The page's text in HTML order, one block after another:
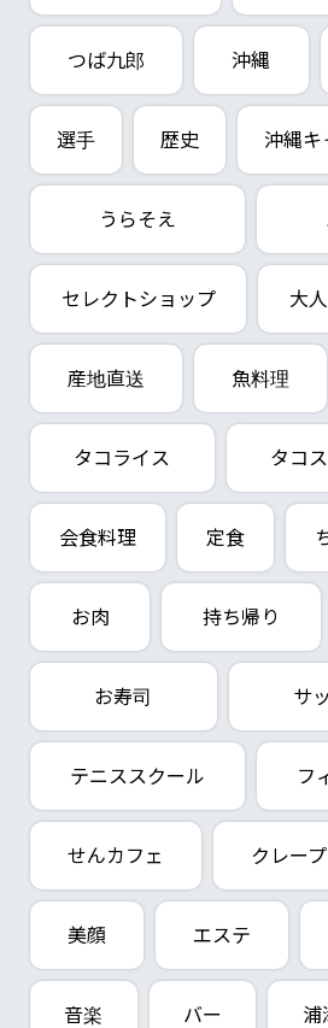
つば九郎 沖縄
選手 歴史 沖縄キ
うらそえ
セレクトショップ 大
産地直送 魚料理
タコライス タコス
会食料理 定食
お肉 持ち帰り
お寿司 サ
テニススクール フ
せんカフェ クレープ
美顔 エステ
音楽 バー 浦